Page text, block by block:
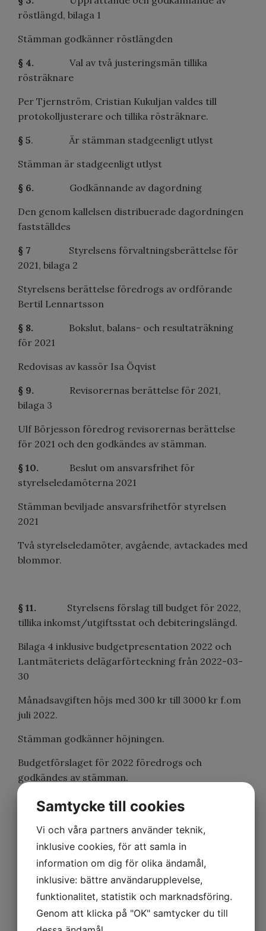
röstlängd, bilaga 1
Stämman godkänner röstlängden
§ 4.
Val av två justeringsmän tillika
rösträknare
Per Tjernström, Cristian Kukuljan valdes till
protokolljusterare och tillika rösträknare.
§ 5. Är stämman stadgeenligt utlyst
Stämman är stadgeenligt utlyst
§ 6.
Godkännande av dagordning
Den genom kallelsen distribuerade dagordningen
fastställdes
§ 7
Styrelsens förvaltningsberättelse för
2021, bilaga 2
Styrelsens berättelse föredrogs av ordförande
Bertil Lennartsson
§ 8. Bokslut, balans- och resultaträkning
för 2021
Redovisas av kassör Isa Öqvist
§ 9.
Revisorernas berättelse för 2021,
bilaga 3
Ulf Börjesson föredrog revisorernas berättelse
för 2021 och den godkändes av stämman.
§ 10.
Beslut om ansvarsfrihet för
styrelseledamöterna 2021
Stämman beviljade ansvarsfrihetför styrelsen
2021
Två styrelseledamöter, avgående, avtackades med
blommor.
§ 11.
Styrelsens förslag till budget för 2022,
tillika inkomst/utgiftsstat och debiteringslängd.
Bilaga 4 inklusive budgetpresentation 2022 och
Lantmäteriets delägarförteckning från 2022-03-
30
Månadsavgiften höjs med 300 kr till 3000 kr f.om
juli 2022.
Stämman godkänner höjningen.
Budgetförslaget för 2022 föredrogs och
godkändes av stämman.
§ 12.Ersättning till styrelse, revisorer och
valberedning 2022
Stämman beslöt att ersättningen för styrelsen,
revisorer och valberedning förblir oförändrad.
§ 13.a) Individuell mätning av värme- och
vattenförbrukning. b) Barnsäkerhet. c)
Stadgegrupp.
Samtycke till cookies
Vi och våra partners använder teknik,
inklusive cookies, för att samla in
information om dig för olika ändamål,
inklusive: bättre användarupplevelse,
funktionalitet, statistik och marknadsföring.
Genom att klicka på "OK" samtycker du till